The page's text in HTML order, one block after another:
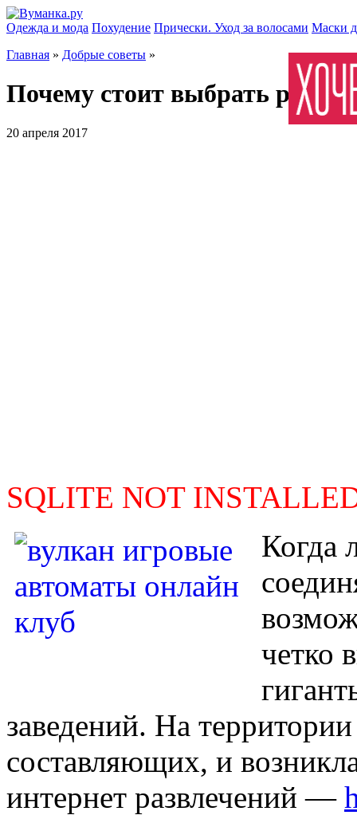
Одежда и мода Похудение Прически. Уход за волосами Маски
Главная » Добрые советы »
Почему стоит выбрать
20 апреля 2017
SQLITE NOT
Когда
четко
заведений. На
составляющих, и
интернет развлечений —